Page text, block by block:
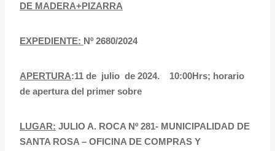
DE MADERA+PIZARRA
EXPEDIENTE: Nº 2680/2024
APERTURA:11 de julio de 2024. 10:00Hrs; horario
de apertura del primer sobre
LUGAR: JULIO A. ROCA Nº 281- MUNICIPALIDAD DE
SANTA ROSA – OFICINA DE COMPRAS Y